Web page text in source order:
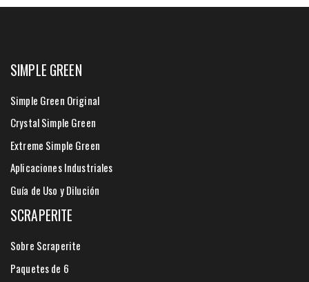
SIMPLE GREEN
Simple Green Original
Crystal Simple Green
Extreme Simple Green
Aplicaciones Industriales
Guía de Uso y Dilución
SCRAPERITE
Sobre Scraperite
Paquetes de 6